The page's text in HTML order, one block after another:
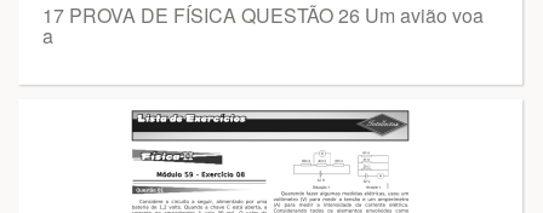
17 PROVA DE FÍSICA QUESTÃO 26 Um avião voa
a